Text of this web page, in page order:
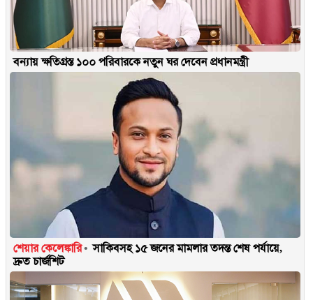
বন্যায় ক্ষতিগ্রস্ত ১০০ পরিবারকে নতুন ঘর দেবেন প্রধানমন্ত্রী
শেয়ার কেলেঙ্কারি
সাকিবসহ ১৫ জনের মামলার তদন্ত শেষ পর্যায়ে,
দ্রুত চার্জশিট